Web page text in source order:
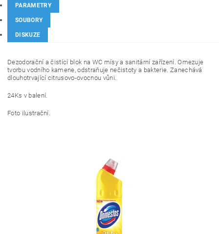
PARAMETRY
SOUBORY
DISKUZE
Dezodorační a čistící blok na WC mísy a sanitární zařízení. Omezuje
tvorbu vodního kamene, odstraňuje nečistoty a bakterie. Zanechává
dlouhotrvající citrusovo-ovocnou vůni.
24Ks v balení.
Foto ilustrační.